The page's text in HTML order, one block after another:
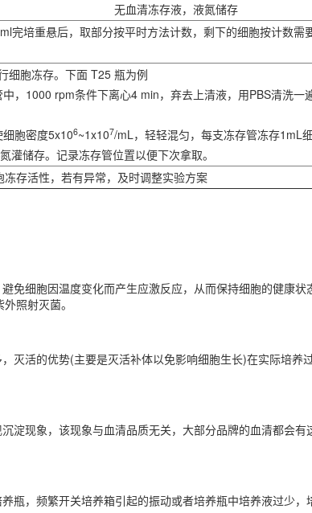
无血清冻存液，液氮储存
完培重悬后，取部分按平时方法计数，剩下的细胞按计数需
细胞冻存。下面 T25 瓶为例
，1000 rpm条件下离心4 min，弃去上清液，用PBS清洗
胞密度5x106~1x107/mL，轻轻混匀，每支冻存管冻存1mL
储存。记录冻存管位置以便下次拿取。
存活性，若有异常，及时调整实验方案
免细胞因温度变化而产生应激反应，从而保持细胞的健康
照射灭菌。
灭活的优势(主要是灭活补体以免影响细胞生长)在实际培养
淀现象，该现象与血清品质无关，大部分品牌的血清都会
瓶，频繁开关培养箱引起的振动或者培养瓶中培养液过少